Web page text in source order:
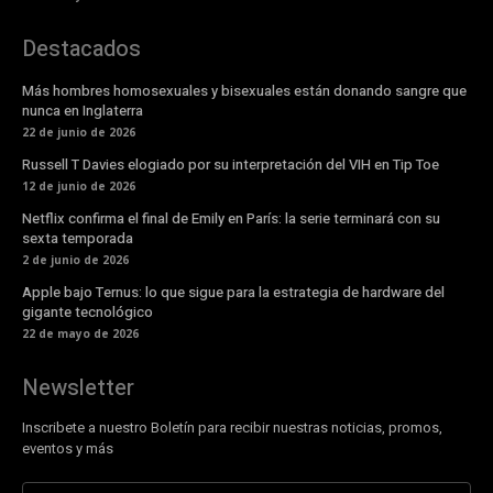
Destacados
Más hombres homosexuales y bisexuales están donando sangre que
nunca en Inglaterra
22 de junio de 2026
Russell T Davies elogiado por su interpretación del VIH en Tip Toe
12 de junio de 2026
Netflix confirma el final de Emily en París: la serie terminará con su
sexta temporada
2 de junio de 2026
Apple bajo Ternus: lo que sigue para la estrategia de hardware del
gigante tecnológico
22 de mayo de 2026
Newsletter
Inscribete a nuestro Boletín para recibir nuestras noticias, promos,
eventos y más